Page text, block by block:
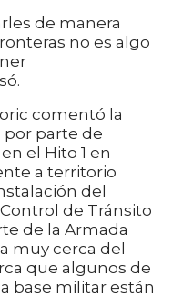
de manera
no es algo
comentó la
parte de
el Hito 1 en
a territorio
del
de Tránsito
de la Armada
muy cerca del
que algunos de
base militar están